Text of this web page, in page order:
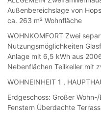
Außenbereichslage von
ca. 263 m² Wohnfläche
WOHNKOMFORT Zwei
Nutzungsmöglichkeiten
Anlage mit 6,5 kWh aus
Nebenflächen Teilkeller mit
WOHNEINHEIT 1 ,
Erdgeschoss: Großer
Fenstern Überdachte